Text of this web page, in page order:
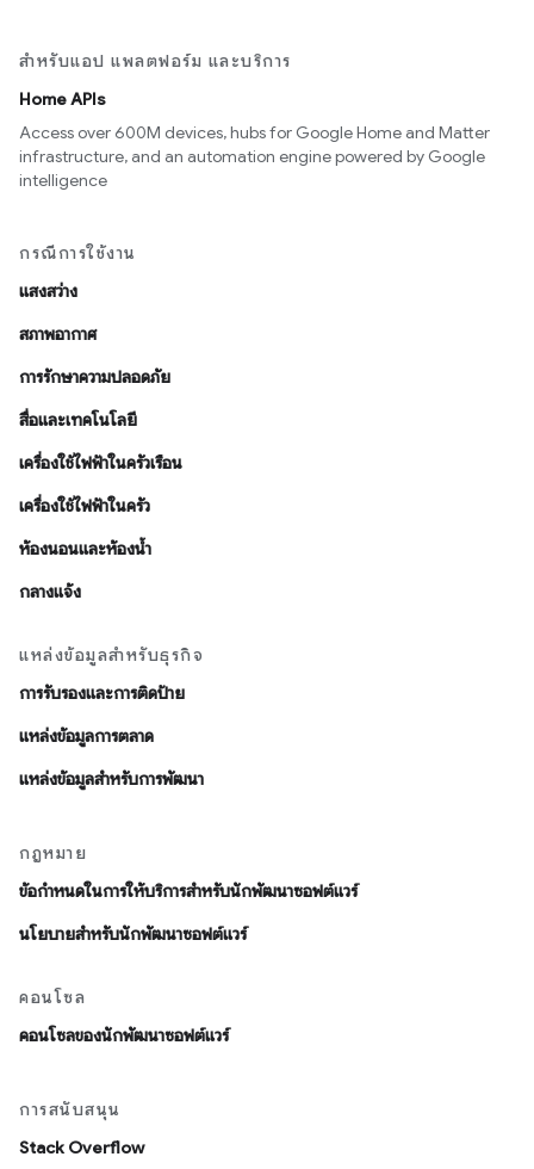
สำหรับแอป แพลตฟอร์ม และบริการ
Home APIs
Access over 600M devices, hubs for Google Home and Matter
infrastructure, and an automation engine powered by Google
intelligence
กรณีการใช้งาน
แสงสว่าง
สภาพอากาศ
การรักษาความปลอดภัย
สื่อและเทคโนโลยี
เครื่องใช้ไฟฟ้าในครัวเรือน
เครื่องใช้ไฟฟ้าในครัว
ห้องนอนและห้องน้ำ
กลางแจ้ง
แหล่งข้อมูลสำหรับธุรกิจ
การรับรองและการติดป้าย
แหล่งข้อมูลการตลาด
แหล่งข้อมูลสำหรับการพัฒนา
กฎหมาย
ข้อกำหนดในการให้บริการสำหรับนักพัฒนาซอฟต์แวร์
นโยบายสำหรับนักพัฒนาซอฟต์แวร์
คอนโซล
คอนโซลของนักพัฒนาซอฟต์แวร์
การสนับสนุน
Stack Overflow